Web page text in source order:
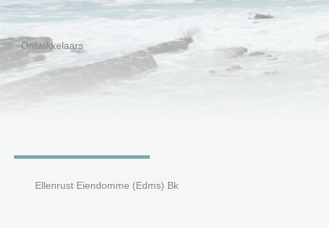
Ontwikkelaars
Ellenrust Eiendomme (Edms) Bk